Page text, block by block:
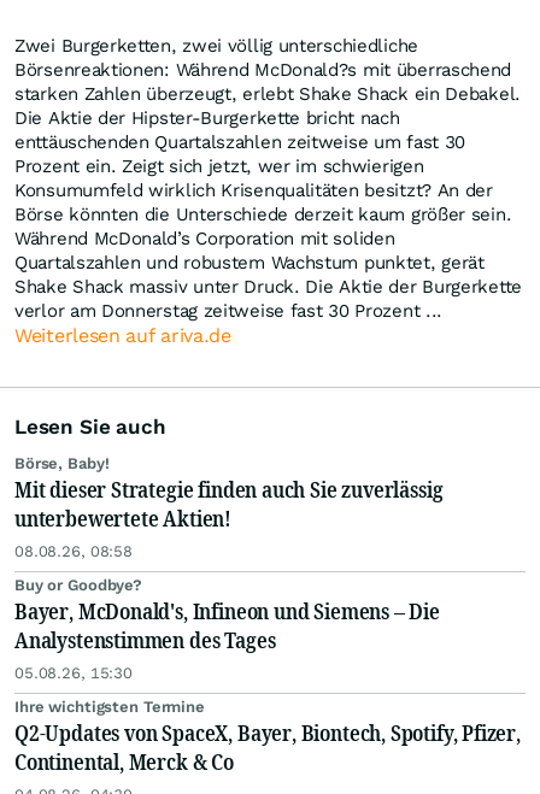
Zwei Burgerketten, zwei völlig unterschiedliche
Börsenreaktionen: Während McDonald?s mit überraschend
starken Zahlen überzeugt, erlebt Shake Shack ein Debakel.
Die Aktie der Hipster-Burgerkette bricht nach
enttäuschenden Quartalszahlen zeitweise um fast 30
Prozent ein. Zeigt sich jetzt, wer im schwierigen
Konsumumfeld wirklich Krisenqualitäten besitzt? An der
Börse könnten die Unterschiede derzeit kaum größer sein.
Während McDonald’s Corporation mit soliden
Quartalszahlen und robustem Wachstum punktet, gerät
Shake Shack massiv unter Druck. Die Aktie der Burgerkette
verlor am Donnerstag zeitweise fast 30 Prozent ...
Weiterlesen auf ariva.de
Lesen Sie auch
Börse, Baby!
Mit dieser Strategie finden auch Sie zuverlässig
unterbewertete Aktien!
08.08.26, 08:58
Buy or Goodbye?
Bayer, McDonald's, Infineon und Siemens – Die
Analystenstimmen des Tages
05.08.26, 15:30
Ihre wichtigsten Termine
Q2-Updates von SpaceX, Bayer, Biontech, Spotify, Pfizer,
Continental, Merck & Co